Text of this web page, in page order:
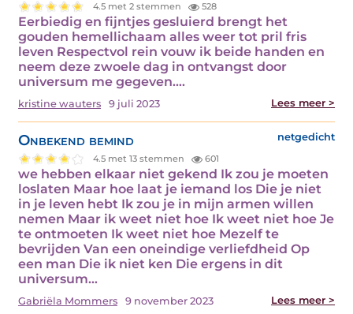
4.5 met 2 stemmen 528
Eerbiedig en fijntjes gesluierd brengt het
gouden hemellichaam alles weer tot pril fris
leven Respectvol rein vouw ik beide handen en
neem deze zwoele dag in ontvangst door
universum me gegeven.…
kristine wauters 9 juli 2023 Lees meer >
Onbekend bemind netgedicht
4.5 met 13 stemmen 601
we hebben elkaar niet gekend Ik zou je moeten
loslaten Maar hoe laat je iemand los Die je niet
in je leven hebt Ik zou je in mijn armen willen
nemen Maar ik weet niet hoe Ik weet niet hoe Je
te ontmoeten Ik weet niet hoe Mezelf te
bevrijden Van een oneindige verliefdheid Op
een man Die ik niet ken Die ergens in dit
universum…
Gabriëla Mommers 9 november 2023 Lees meer >